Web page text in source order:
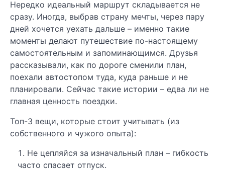
Нередко идеальный маршрут складывается не
сразу. Иногда, выбрав страну мечты, через пару
дней хочется уехать дальше – именно такие
моменты делают путешествие по-настоящему
самостоятельным и запоминающимся. Друзья
рассказывали, как по дороге сменили план,
поехали автостопом туда, куда раньше и не
планировали. Сейчас такие истории – едва ли не
главная ценность поездки.
Топ-3 вещи, которые стоит учитывать (из
собственного и чужого опыта):
Не цепляйся за изначальный план – гибкость
часто спасает отпуск.